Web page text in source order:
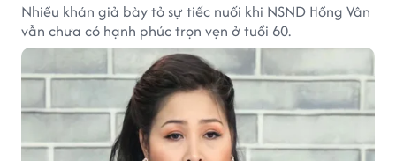
Nhiều khán giả bày tỏ sự tiếc nuối khi NSND Hồng Vân
vẫn chưa có hạnh phúc trọn vẹn ở tuổi 60.